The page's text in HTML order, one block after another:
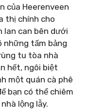
của Heerenveen
thị chính cho
lan can bên dưới
những tấm bảng
tu tòa nhà
hết, ngôi biệt
một quán cà phê
bạn có thể chiêm
lộng lẫy.